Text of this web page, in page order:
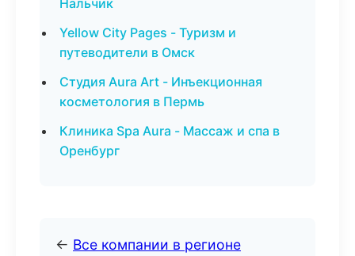
Нальчик
Yellow City Pages - Туризм и
путеводители в Омск
Студия Aura Art - Инъекционная
косметология в Пермь
Клиника Spa Aura - Массаж и спа в
Оренбург
← Все компании в регионе